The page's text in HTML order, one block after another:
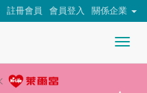
註冊會員 會員登入 關係企業
nav